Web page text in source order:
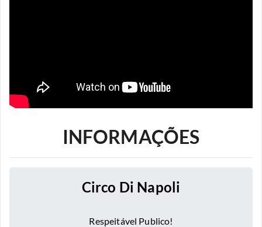
INFORMAÇÕES
Circo Di Napoli
Respeitável Publico!